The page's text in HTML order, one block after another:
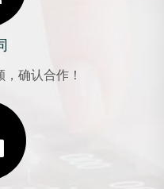
确认合作！